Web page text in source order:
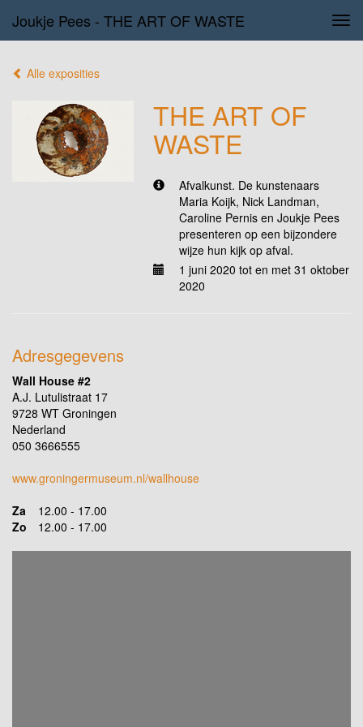
Joukje Pees - THE ART OF WASTE
Alle exposities
THE ART OF
WASTE
Afvalkunst. De kunstenaars
Maria Koijk, Nick Landman,
Caroline Pernis en Joukje Pees
presenteren op een bijzondere
wijze hun kijk op afval.
1 juni 2020 tot en met 31 oktober
2020
Adresgegevens
Wall House #2
A.J. Lutulistraat 17
9728 WT Groningen
Nederland
050 3666555
www.groningermuseum.nl/wallhouse
Za
12.00 - 17.00
Zo
12.00 - 17.00